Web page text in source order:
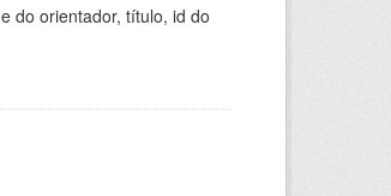
do orientador, título, id do